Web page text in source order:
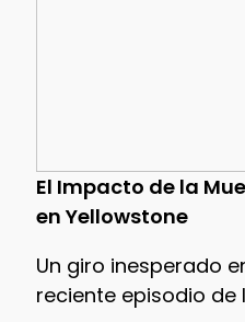
El Impacto de la
en Yellowstone
Un giro inesperado
reciente episodio de